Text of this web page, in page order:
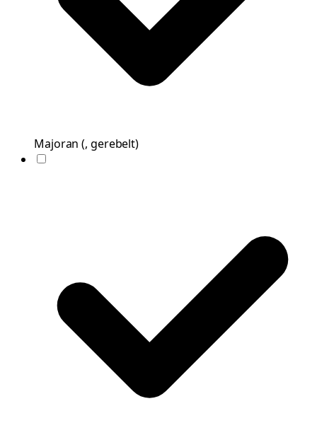
Majoran (, gerebelt)